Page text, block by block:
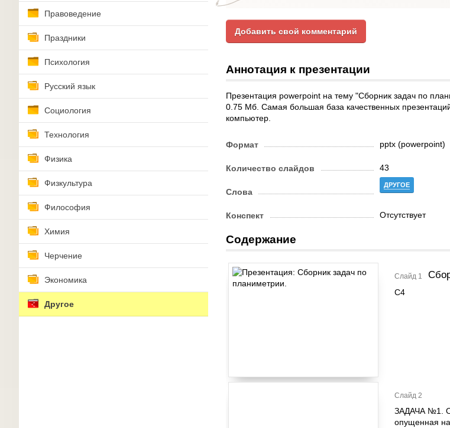
Правоведение
Праздники
Психология
Русский язык
Социология
Технология
Физика
Физкультура
Философия
Химия
Черчение
Экономика
Другое
Добавить свой комментарий
Аннотация к презентации
Презентация powerpoint на тему "Сборник задач по
0.75 Мб. Самая большая база качественных
компьютер.
Формат pptx (powerpoint)
Количество слайдов 43
Слова
ДРУГОЕ
Конспект Отсутствует
Содержание
Слайд 1
С4
Слайд 2
ЗАДАЧА №1.
опущенная